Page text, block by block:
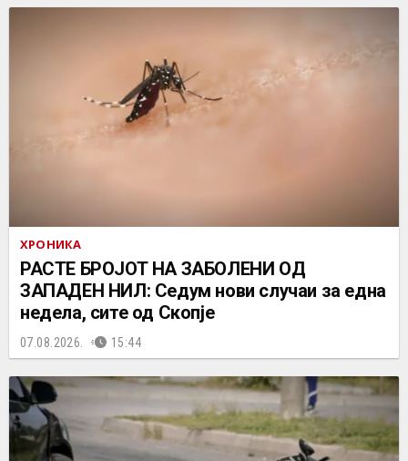
ХРОНИКА
РАСТЕ БРОЈОТ НА ЗАБОЛЕНИ ОД
ЗАПАДЕН НИЛ: Седум нови случаи за една
недела, сите од Скопје
07.08.2026. 15:44